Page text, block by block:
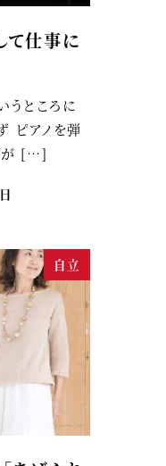
て仕事に
うところに
ピアノを弾
が […]
自立